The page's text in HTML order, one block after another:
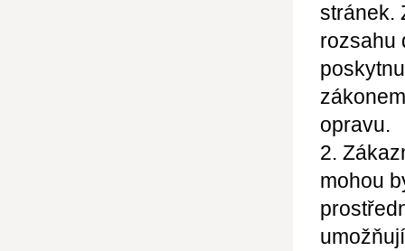
stránek.
rozsahu
opravu.
2.
mohou